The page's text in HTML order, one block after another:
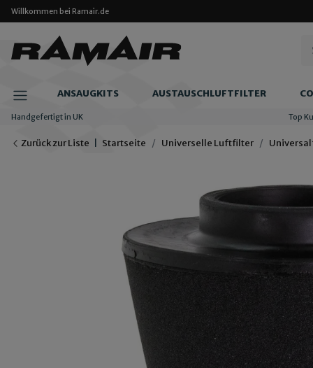
Willkommen bei Ramair.de
ANSAUGKITS AUSTAUSCHLUFTFILTER
Handgefertigt in UK Top
Zurück zur Liste Startseite Universelle Luftfilter